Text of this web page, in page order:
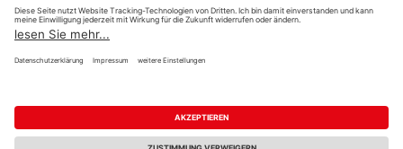
*Bonität vorausgesetzt
Impressum Datenschutz AGB
Barrierefreiheitserklärung
Vertrag widerrufen